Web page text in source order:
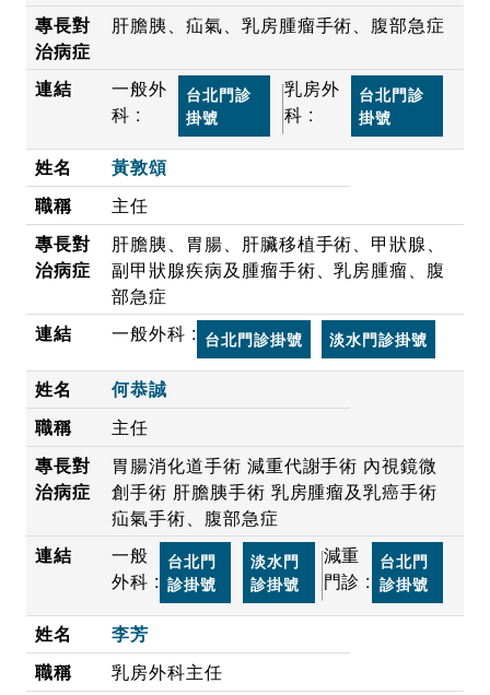
肝膽胰、疝氣、乳房腫瘤手術、腹部急症
一般外
科 :
台北門診
掛號
乳房外
科 :
台北門診
掛號
黃敦頌
主任
肝膽胰、胃腸、肝臟移植手術、甲狀腺、
副甲狀腺疾病及腫瘤手術、乳房腫瘤、腹
部急症
一般外科 : 台北門診掛號 淡水門診掛號
何恭誠
主任
胃腸消化道手術 減重代謝手術 內視鏡微
創手術 肝膽胰手術 乳房腫瘤及乳癌手術
疝氣手術、腹部急症
一般
外科 :
台北門
診掛號
淡水門
診掛號
減重
門診 :
台北門
診掛號
李芳
乳房外科主任